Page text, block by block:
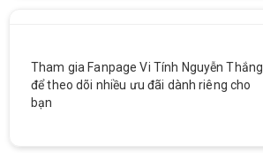
Tham gia Fanpage Vi Tính Nguyễn Thắng
để theo dõi nhiều ưu đãi dành riêng cho
bạn